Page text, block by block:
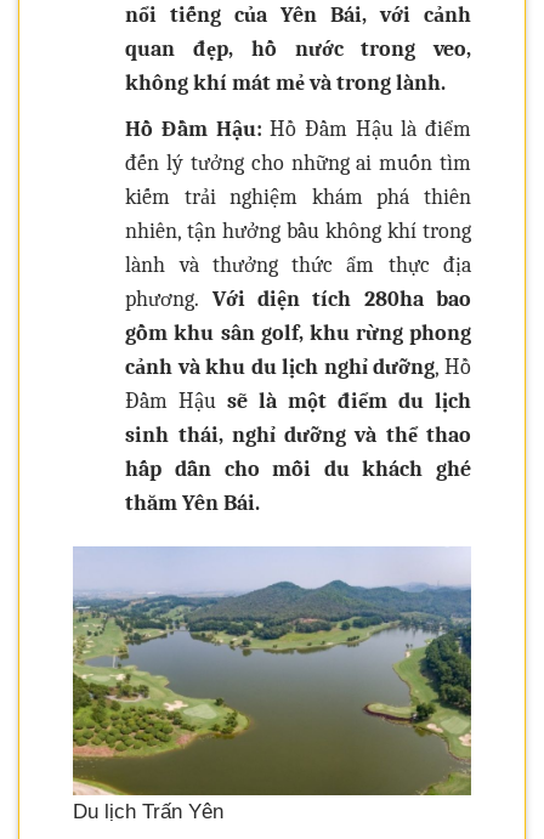
nổi tiếng của Yên Bái, với cảnh
quan đẹp, hồ nước trong veo,
không khí mát mẻ và trong lành.
Hồ Đầm Hậu: Hồ Đầm Hậu là điểm
đến lý tưởng cho những ai muốn tìm
kiếm trải nghiệm khám phá thiên
nhiên, tận hưởng bầu không khí trong
lành và thưởng thức ẩm thực địa
phương. Với diện tích 280ha bao
gồm khu sân golf, khu rừng phong
cảnh và khu du lịch nghỉ dưỡng, Hồ
Đầm Hậu sẽ là một điểm du lịch
sinh thái, nghỉ dưỡng và thể thao
hấp dẫn cho mỗi du khách ghé
thăm Yên Bái.
Du lịch Trấn Yên